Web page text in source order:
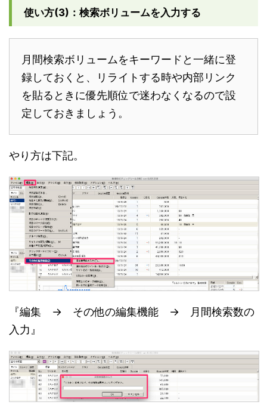
使い方(3)：検索ボリュームを入力する
月間検索ボリュームをキーワードと一緒に登
録しておくと、リライトする時や内部リンク
を貼るときに優先順位で迷わなくなるので設
定しておきましょう。
やり方は下記。
『編集 → その他の編集機能 → 月間検索数の
入力』